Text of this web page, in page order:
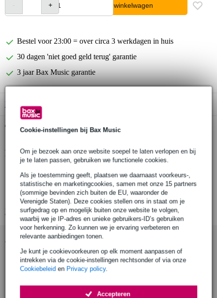
Cookie-instellingen bij Bax Music
Om je bezoek aan onze website soepel te laten verlopen en bij
je te laten passen, gebruiken we functionele cookies.
Als je toestemming geeft, plaatsen we daarnaast voorkeurs-,
statistische en marketingcookies, samen met onze 15 partners
(sommige bevinden zich buiten de EU, waaronder de
Verenigde Staten). Deze cookies stellen ons in staat om je
surfgedrag op en mogelijk buiten onze website te volgen,
waarbij we je IP-adres en unieke gebruikers-ID’s gebruiken
voor herkenning. Zo kunnen we je ervaring verbeteren en
relevante aanbiedingen tonen.
Je kunt je cookievoorkeuren op elk moment aanpassen of
intrekken via de cookie-instellingen rechtsonder of via onze
Cookiebeleid en Privacy policy.
Accepteren
In winkelwagen
Bestel voor 23:00 = over circa 3 werkdagen in huis
30 dagen 'niet goed geld terug' garantie
3 jaar Bax Music garantie
B-Stockvanaf € 10,65
Gratis ophalen in de winkel
Productinformatie
Gravity SP VARI-LEG 01
poot en waterpas voor luidspreker-/lichtstatieven
materiaal: staal, kunststof
Bekijk alle productspecificaties
Accessoires (17)